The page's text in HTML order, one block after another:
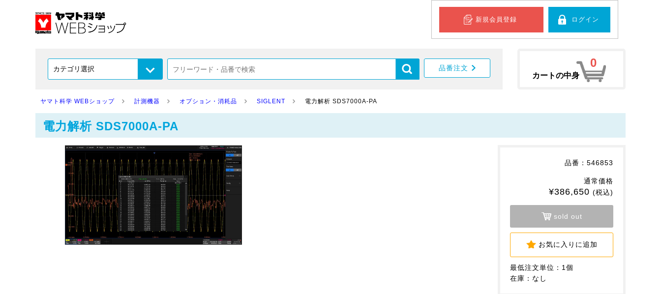
新規会員登録 ログイン
品番注文
カートの中身
0
ヤマト科学 WEBショップ 計測機器 オプション・消耗品 SIGLENT 電力解析 SDS7000A-PA
電力解析 SDS7000A-PA
品番：546853
通常価格
¥386,650 (税込)
sold out
お気に入りに追加
最低注文単位：1個
在庫：なし